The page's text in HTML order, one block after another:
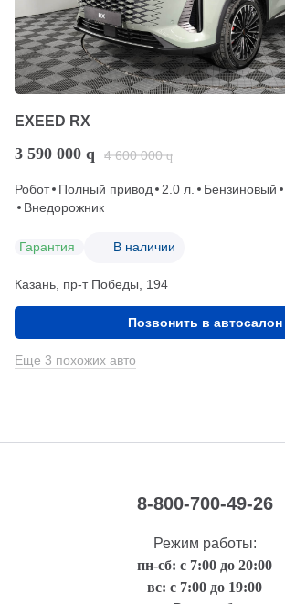
EXEED RX
3 590 000 q 4 600 000 q
Робот Полный привод 2.0 л. Бензиновый
Внедорожник
Гарантия В наличии
Казань, пр-т Победы, 194
Позвонить в автосалон
Еще 3 похожих авто
8-800-700-49-26
Режим работы:
пн-сб: с 7:00 до 20:00
вс: с 7:00 до 19:00